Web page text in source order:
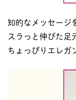
知的なメッセージ
スラっと伸びた足
ちょっぴりエレガ